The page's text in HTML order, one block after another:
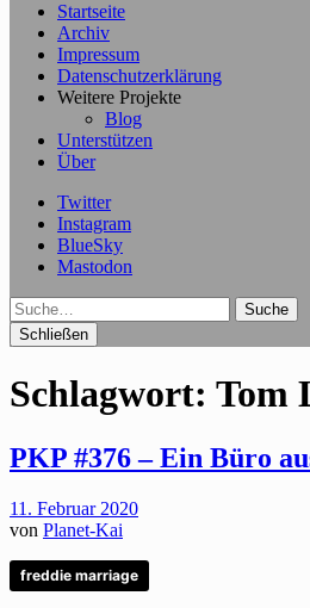
Startseite
Archiv
Impressum
Datenschutzerklärung
Weitere Projekte
Blog
Unterstützen
Über
Twitter
Instagram
BlueSky
Mastodon
Suche
Schließen
Schlagwort: Tom
PKP #376 – Ein Büro
11. Februar 2020
von Planet-Kai
freddie marriage